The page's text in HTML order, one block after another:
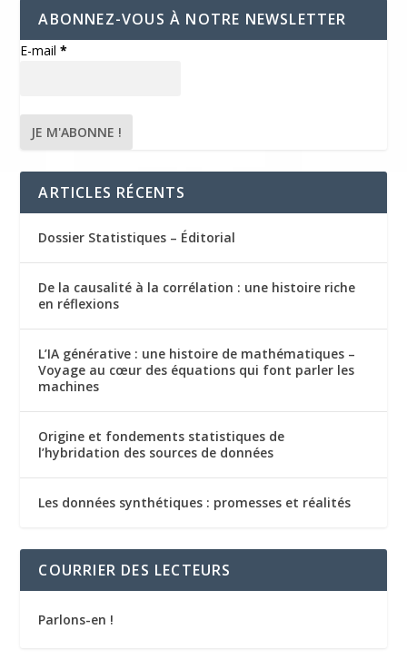
ABONNEZ-VOUS À NOTRE NEWSLETTER
E-mail*
ARTICLES RÉCENTS
Dossier Statistiques – Éditorial
De la causalité à la corrélation : une histoire riche
en réflexions
L’IA générative : une histoire de mathématiques –
Voyage au cœur des équations qui font parler les
machines
Origine et fondements statistiques de
l’hybridation des sources de données
Les données synthétiques : promesses et réalités
COURRIER DES LECTEURS
Parlons-en !